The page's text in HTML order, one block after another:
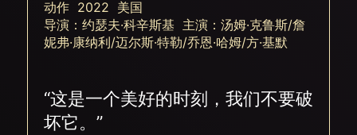
动作 2022 美国
导演：约瑟夫·科辛斯基 主演：汤姆·克鲁斯/詹
妮弗·康纳利/迈尔斯·特勒/乔恩·哈姆/方·基默
“这是一个美好的时刻，我们不要破
坏它。”